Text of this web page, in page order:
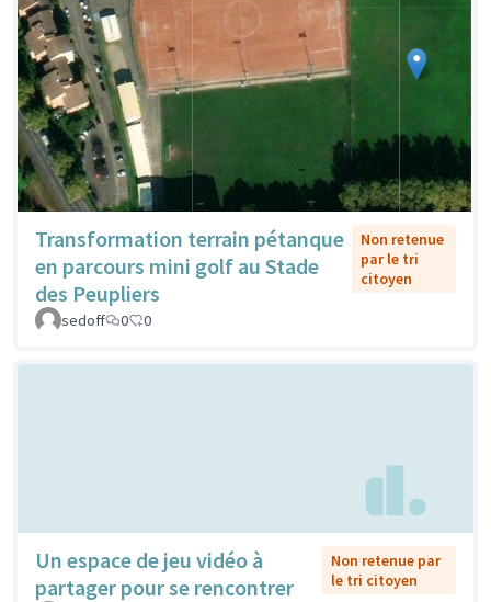
Transformation terrain pétanque
en parcours mini golf au Stade
des Peupliers
Non retenue
par le tri
citoyen
sedoff 0 0
Un espace de jeu vidéo à
partager pour se rencontrer
Non retenue par
le tri citoyen